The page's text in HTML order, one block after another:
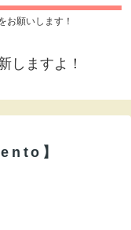
お願いします！
しますよ！
】